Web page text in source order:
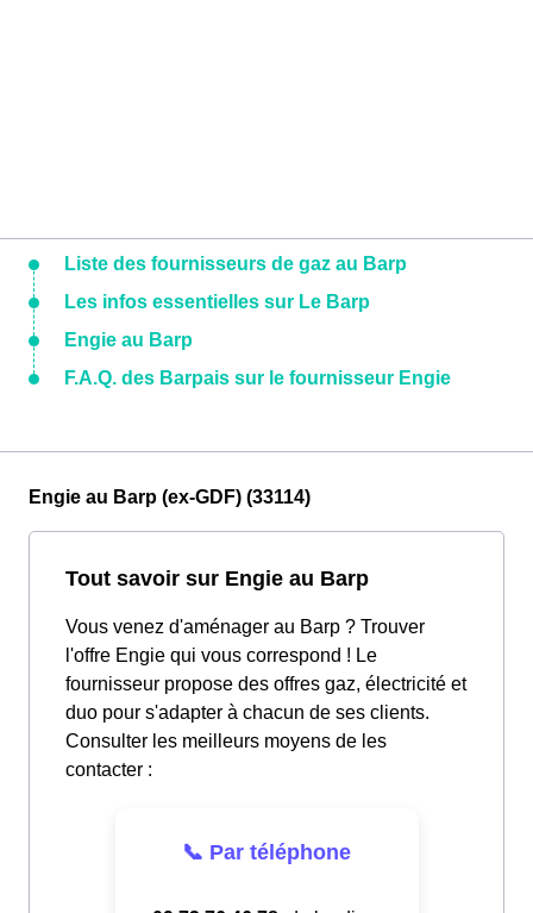
Liste des fournisseurs de gaz au Barp
Les infos essentielles sur Le Barp
Engie au Barp
F.A.Q. des Barpais sur le fournisseur Engie
Engie au Barp (ex-GDF) (33114)
Tout savoir sur Engie au Barp
Vous venez d'aménager au Barp ? Trouver
l'offre Engie qui vous correspond ! Le
fournisseur propose des offres gaz, électricité et
duo pour s'adapter à chacun de ses clients.
Consulter les meilleurs moyens de les
contacter :
📞 Par téléphone